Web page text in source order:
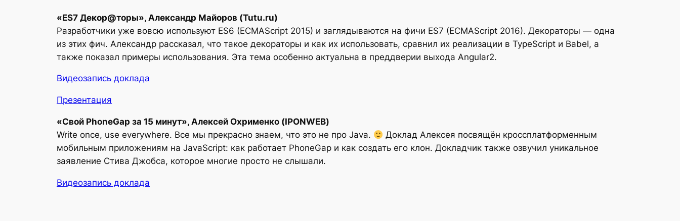
«ES7 Декор@торы», Александр Майоров (Tutu.ru)
Разработчики уже вовсю используют ES6 (ECMAScript 2015) и заглядываются на фичи ES7 (ECMAScript 2016). Декораторы — одна
из этих фич. Александр рассказал, что такое декораторы и как их использовать, сравнил их реализации в TypeScript и Babel, а
также показал примеры использования. Эта тема особенно актуальна в преддверии выхода Angular2.
Видеозапись доклада
Презентация
«Свой PhoneGap за 15 минут», Алексей Охрименко (IPONWEB)
Write once, use everywhere. Все мы прекрасно знаем, что это не про Java.
Доклад Алексея посвящён кроссплатформенным
мобильным приложениям на JavaScript: как работает PhoneGap и как создать его клон. Докладчик также озвучил уникальное
заявление Стива Джобса, которое многие просто не слышали.
Видеозапись доклада